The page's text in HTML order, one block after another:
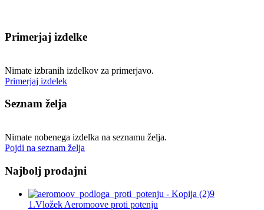
Primerjaj izdelke
Nimate izbranih izdelkov za primerjavo.
Primerjaj izdelek
Seznam želja
Nimate nobenega izdelka na seznamu želja.
Pojdi na seznam želja
Najbolj prodajni
1.Vložek Aeromoove proti potenju